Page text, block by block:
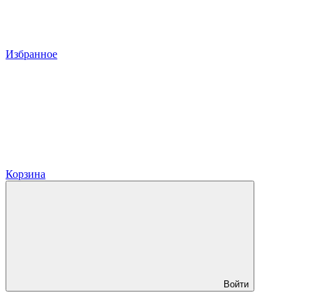
Избранное
Корзина
Войти